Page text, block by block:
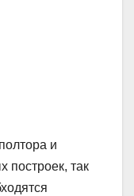
и
построек, так